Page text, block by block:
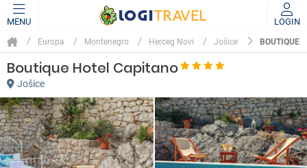
MENU LOGIN
Europa Montenegro Herceg Novi Jošice BOUTIQUE
Boutique Hotel Capitano
Jošice